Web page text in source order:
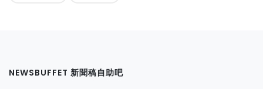
NEWSBUFFET 新聞稿自助吧